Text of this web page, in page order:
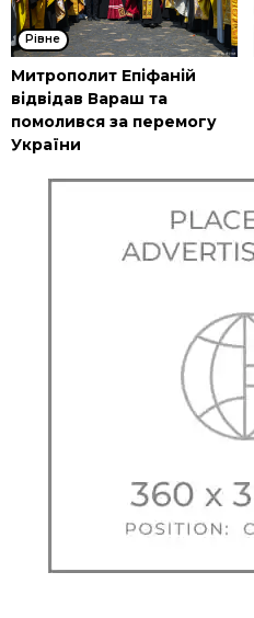
Рівне
Митрополит Епіфаній
відвідав Вараш та
помолився за перемогу
України